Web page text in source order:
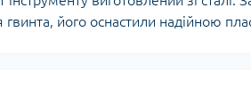
гвинта, його оснастили надійною